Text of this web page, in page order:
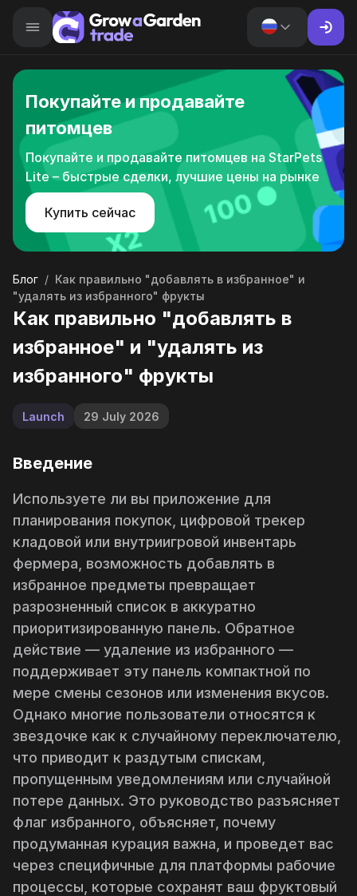
Покупайте и продавайте
питомцев
Покупайте и продавайте питомцев на StarPets
Lite – быстрые сделки, лучшие цены на рынке
Купить сейчас
Блог / Как правильно "добавлять в избранное" и
"удалять из избранного" фрукты
Как правильно "добавлять в
избранное" и "удалять из
избранного" фрукты
Launch 29 July 2026
Введение
Используете ли вы приложение для
планирования покупок, цифровой трекер
кладовой или внутриигровой инвентарь
фермера, возможность добавлять в
избранное предметы превращает
разрозненный список в аккуратно
приоритизированную панель. Обратное
действие — удаление из избранного —
поддерживает эту панель компактной по
мере смены сезонов или изменения вкусов.
Однако многие пользователи относятся к
звездочке как к случайному переключателю,
что приводит к раздутым спискам,
пропущенным уведомлениям или случайной
потере данных. Это руководство разъясняет
флаг избранного, объясняет, почему
продуманная курация важна, и проведет вас
через специфичные для платформы рабочие
процессы, которые сохранят ваш фруктовый